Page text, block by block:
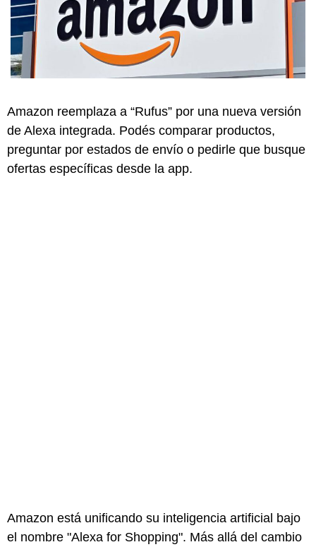
Amazon reemplaza a “Rufus” por una nueva versión
de Alexa integrada. Podés comparar productos,
preguntar por estados de envío o pedirle que busque
ofertas específicas desde la app.
Amazon está unificando su inteligencia artificial bajo
el nombre "Alexa for Shopping". Más allá del cambio